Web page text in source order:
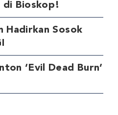
di Bioskop!
Hadirkan Sosok
‘Evil Dead Burn’